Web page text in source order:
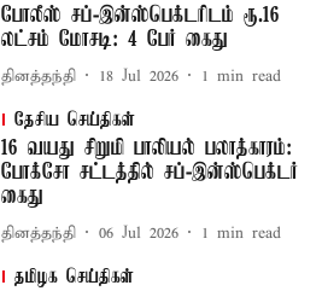
போலீஸ் சப்-இன்ஸ்பெக்டரிடம் ரூ.16
லட்சம் மோசடி: 4 பேர் கைது
தினத்தந்தி 18 Jul 2026 1 min read
தேசிய செய்திகள்
16 வயது சிறுமி பாலியல் பலாத்காரம்:
போக்சோ சட்டத்தில் சப்-இன்ஸ்பெக்டர்
கைது
தினத்தந்தி 06 Jul 2026 1 min read
தமிழக செய்திகள்